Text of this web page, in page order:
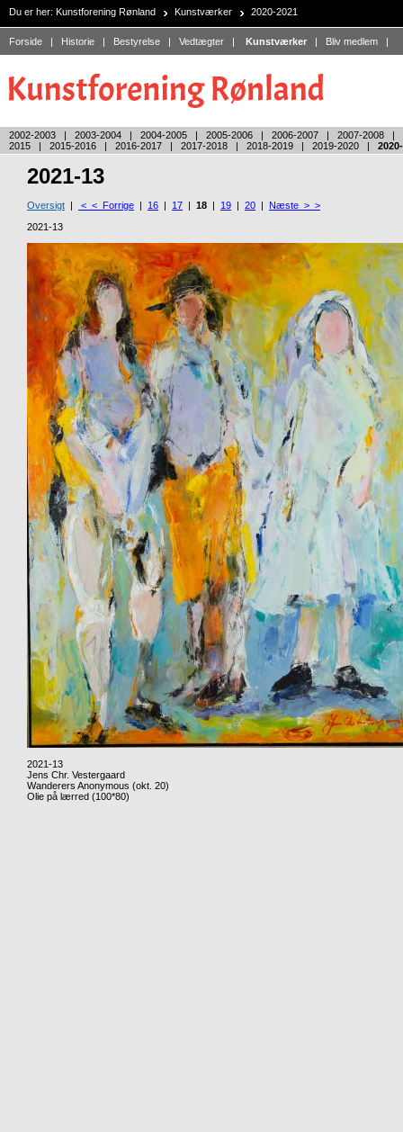
Du er her: Kunstforening Rønland Kunstværker 2020-2021
Forside | Historie | Bestyrelse | Vedtægter | Kunstværker | Bliv medlem |
2002-2003 | 2003-2004 | 2004-2005 | 2005-2006 | 2006-2007 | 2007-2008 |
2015 | 2015-2016 | 2016-2017 | 2017-2018 | 2018-2019 | 2019-2020 |
2021-13
Oversigt | < < Forrige | 16 | 17 | 18 | 19 | 20 | Næste > >
2021-13
2021-13
Jens Chr. Vestergaard
Wanderers Anonymous (okt. 20)
Olie på lærred (100*80)